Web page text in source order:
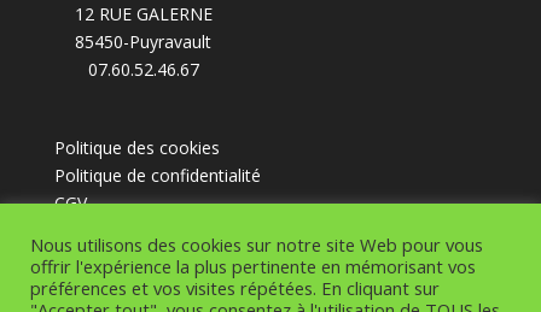
12 RUE GALERNE
85450-Puyravault
07.60.52.46.67
Politique des cookies
Politique de confidentialité
CGV
Nous utilisons des cookies sur notre site Web pour vous
offrir l'expérience la plus pertinente en mémorisant vos
préférences et vos visites répétées. En cliquant sur